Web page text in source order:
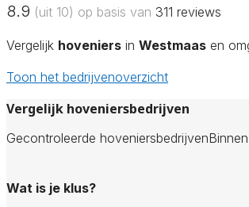
8.9 (uit 10) op basis van 311 reviews
Vergelijk hoveniers in Westmaas en
Toon het bedrijvenoverzicht
Vergelijk hoveniersbedrijven
Gecontroleerde hoveniersbedrijven
Wat is je klus?